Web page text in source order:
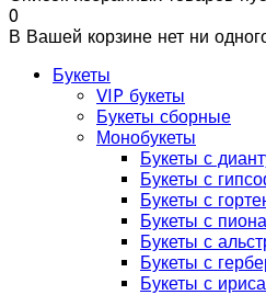
0
В Вашей корзине нет ни
Букеты
VIP букеты
Букеты сборные
Монобукеты
Букеты с
Букеты с
Букеты с
Букеты с
Букеты с
Букеты с
Букеты с